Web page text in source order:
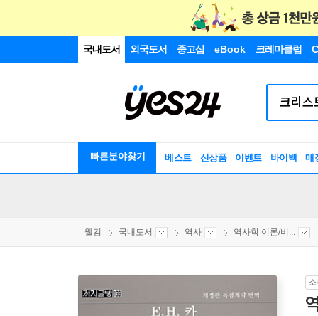
국내도서 외국도서 중고샵 eBook 크레마클럽
빠른분야찾기 베스트 신상품 이벤트 바이백 매
웰컴 국내도서 역사 역사학 이론/비...